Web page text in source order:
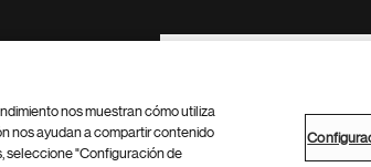
Footer Site Search
nos muestran cómo utiliza
nos ayudan a compartir contenido
seleccione "Configuración de